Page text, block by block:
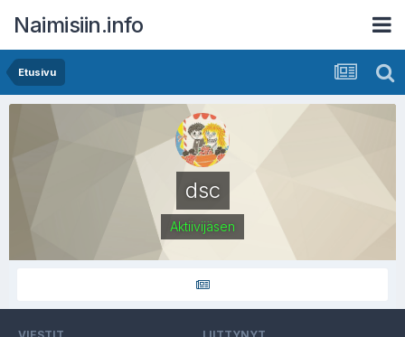
Naimisiin.info
Etusivu
dsc
Aktiivijäsen